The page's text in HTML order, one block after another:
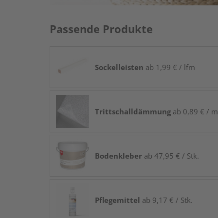
Passende Produkte
Sockelleisten ab 1,99 € / lfm
Trittschalldämmung ab 0,89 € /
Bodenkleber ab 47,95 € / Stk.
Pflegemittel ab 9,17 € / Stk.